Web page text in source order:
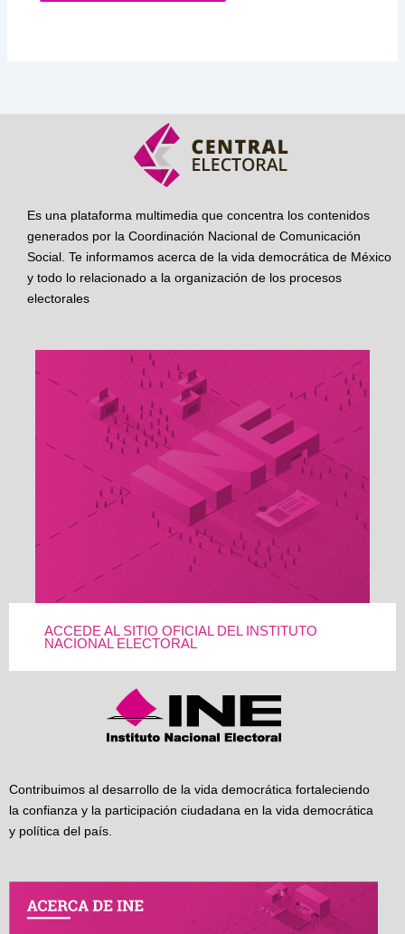
Es una plataforma multimedia que concentra los contenidos
generados por la Coordinación Nacional de Comunicación
Social. Te informamos acerca de la vida democrática de México
y todo lo relacionado a la organización de los procesos
electorales
ACCEDE AL SITIO OFICIAL DEL INSTITUTO
NACIONAL ELECTORAL
Contribuimos al desarrollo de la vida democrática fortaleciendo
la confianza y la participación ciudadana en la vida democrática
y política del país.